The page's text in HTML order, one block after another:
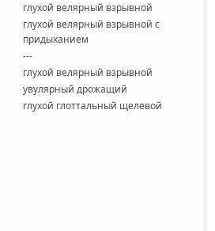
глухой велярный взрывной
глухой велярный взрывной с
придыханием
---
глухой велярный взрывной
увулярный дрожащий
глухой глоттальный щелевой